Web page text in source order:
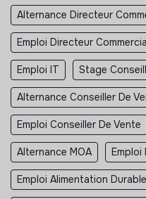
Alternance Directeur
Emploi Directeur
Emploi IT Stage
Alternance Conseiller De
Emploi Conseiller De Vente
Alternance MOA Emploi
Emploi Alimentation Durable